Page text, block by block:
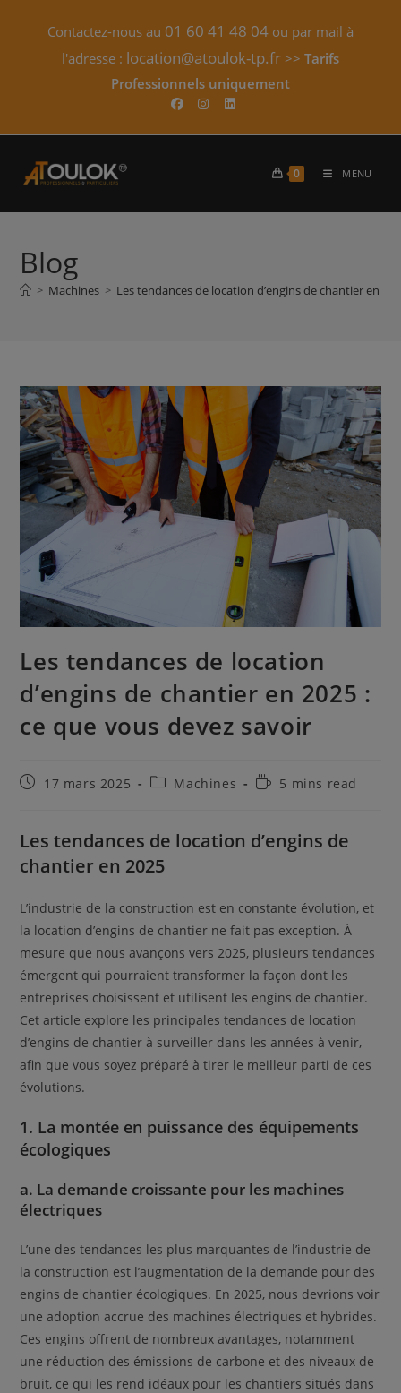
Contactez-nous au 01 60 41 48 04 ou par mail à
l'adresse : location@atoulok-tp.fr >> Tarifs
Professionnels uniquement​
0 MENU
Blog
> Machines > Les tendances de location d’engins de chantier en
Les tendances de location
d’engins de chantier en 2025 :
ce que vous devez savoir
Publication
17 mars 2025
PostMachines
Temps5 mins read
Les tendances de location d’engins de
chantier en 2025
L’industrie de la construction est en constante évolution, et
la location d’engins de chantier ne fait pas exception. À
mesure que nous avançons vers 2025, plusieurs tendances
émergent qui pourraient transformer la façon dont les
entreprises choisissent et utilisent les engins de chantier.
Cet article explore les principales tendances de location
d’engins de chantier à surveiller dans les années à venir,
afin que vous soyez préparé à tirer le meilleur parti de ces
évolutions.
1. La montée en puissance des équipements
écologiques
a. La demande croissante pour les machines
électriques
L’une des tendances les plus marquantes de l’industrie de
la construction est l’augmentation de la demande pour des
engins de chantier écologiques. En 2025, nous devrions voir
une adoption accrue des machines électriques et hybrides.
Ces engins offrent de nombreux avantages, notamment
une réduction des émissions de carbone et des niveaux de
bruit, ce qui les rend idéaux pour les chantiers situés dans